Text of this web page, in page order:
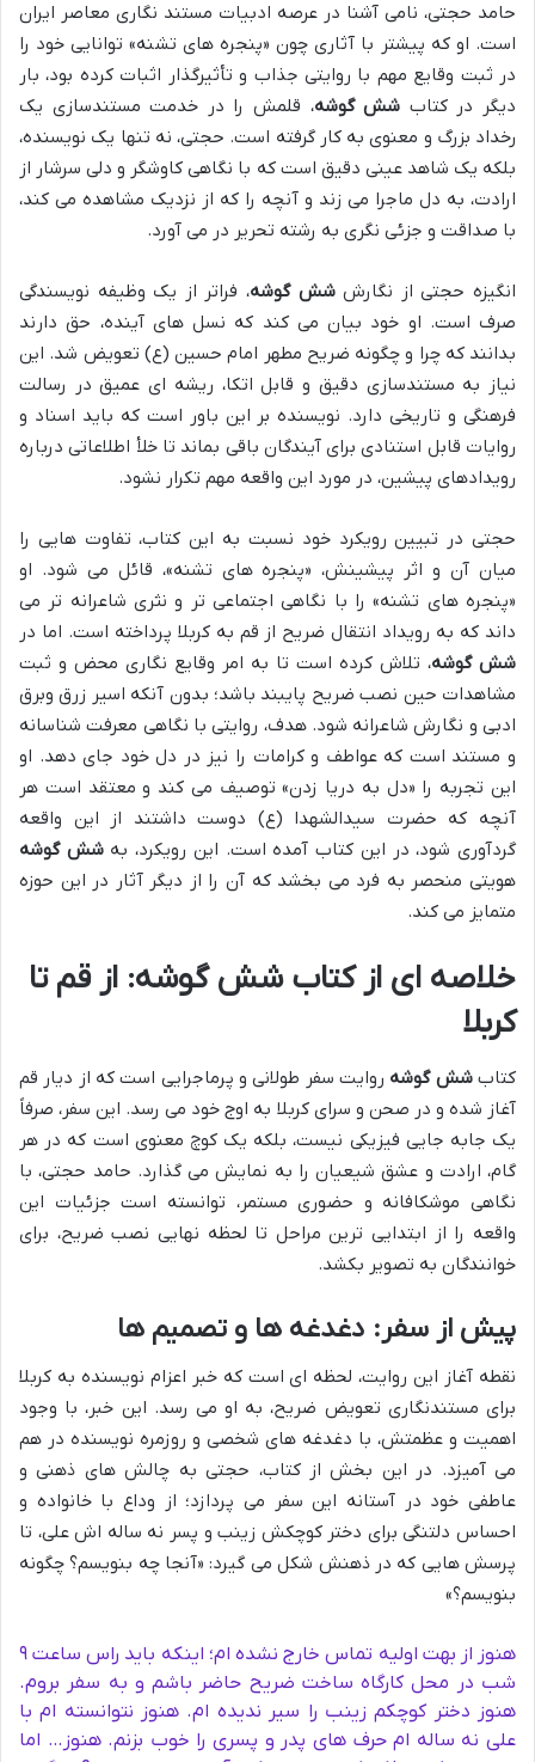
حامد حجتی، نامی آشنا در عرصه ادبیات مستند نگاری معاصر ایران
است. او که پیشتر با آثاری چون «پنجره های تشنه» توانایی خود را
در ثبت وقایع مهم با روایتی جذاب و تأثیرگذار اثبات کرده بود، بار
دیگر در کتاب شش گوشه، قلمش را در خدمت مستندسازی یک
رخداد بزرگ و معنوی به کار گرفته است. حجتی، نه تنها یک نویسنده،
بلکه یک شاهد عینی دقیق است که با نگاهی کاوشگر و دلی سرشار از
ارادت، به دل ماجرا می زند و آنچه را که از نزدیک مشاهده می کند،
با صداقت و جزئی نگری به رشته تحریر در می آورد.
انگیزه حجتی از نگارششش گوشه، فراتر از یک وظیفه نویسندگی
صرف است. او خود بیان می کند که نسل های آینده، حق دارند
بدانند که چرا و چگونه ضریح مطهر امام حسین (ع) تعویض شد. این
نیاز به مستندسازی دقیق و قابل اتکا، ریشه ای عمیق در رسالت
فرهنگی و تاریخی دارد. نویسنده بر این باور است که باید اسناد و
روایات قابل استنادی برای آیندگان باقی بماند تا خلأ اطلاعاتی درباره
رویدادهای پیشین، در مورد این واقعه مهم تکرار نشود.
حجتی در تبیین رویکرد خود نسبت به این کتاب، تفاوت هایی را
میان آن و اثر پیشینش، «پنجره های تشنه»، قائل می شود. او
«پنجره های تشنه» را با نگاهی اجتماعی تر و نثری شاعرانه تر می
داند که به رویداد انتقال ضریح از قم به کربلا پرداخته است. اما در
شش گوشه، تلاش کرده است تا به امر وقایع نگاری محض و ثبت
مشاهدات حین نصب ضریح پایبند باشد؛ بدون آنکه اسیر زرق وبرق
ادبی و نگارش شاعرانه شود. هدف، روایتی با نگاهی معرفت شناسانه
و مستند است که عواطف و کرامات را نیز در دل خود جای دهد. او
این تجربه را «دل به دریا زدن» توصیف می کند و معتقد است هر
آنچه که حضرت سیدالشهدا (ع) دوست داشتند از این واقعه
گردآوری شود، در این کتاب آمده است. این رویکرد، بهشش گوشه
هویتی منحصر به فرد می بخشد که آن را از دیگر آثار در این حوزه
متمایز می کند.
خلاصه ای از کتاب شش گوشه: از قم تا
کربلا
کتابشش گوشه روایت سفر طولانی و پرماجرایی است که از دیار قم
آغاز شده و در صحن و سرای کربلا به اوج خود می رسد. این سفر، صرفاً
یک جابه جایی فیزیکی نیست، بلکه یک کوچ معنوی است که در هر
گام، ارادت و عشق شیعیان را به نمایش می گذارد. حامد حجتی، با
نگاهی موشکافانه و حضوری مستمر، توانسته است جزئیات این
واقعه را از ابتدایی ترین مراحل تا لحظه نهایی نصب ضریح، برای
خوانندگان به تصویر بکشد.
پیش از سفر: دغدغه ها و تصمیم ها
نقطه آغاز این روایت، لحظه ای است که خبر اعزام نویسنده به کربلا
برای مستندنگاری تعویض ضریح، به او می رسد. این خبر، با وجود
اهمیت و عظمتش، با دغدغه های شخصی و روزمره نویسنده در هم
می آمیزد. در این بخش از کتاب، حجتی به چالش های ذهنی و
عاطفی خود در آستانه این سفر می پردازد؛ از وداع با خانواده و
احساس دلتنگی برای دختر کوچکش زینب و پسر نه ساله اش علی، تا
پرسش هایی که در ذهنش شکل می گیرد: «آنجا چه بنویسم؟ چگونه
بنویسم؟»
هنوز از بهت اولیه تماس خارج نشده ام؛ اینکه باید راس ساعت ۹
شب در محل کارگاه ساخت ضریح حاضر باشم و به سفر بروم.
هنوز دختر کوچکم زینب را سیر ندیده ام. هنوز نتوانسته ام با
علی نه ساله ام حرف های پدر و پسری را خوب بزنم. هنوز… اما